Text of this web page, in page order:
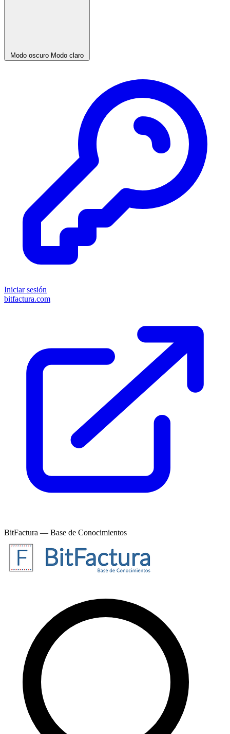
Modo oscuro Modo claro
Iniciar sesión
bitfactura.com
BitFactura — Base de Conocimientos